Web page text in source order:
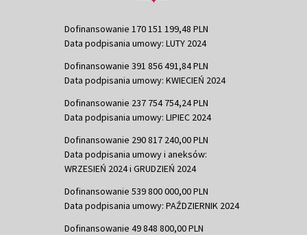
Dofinansowanie 170 151 199,48 PLN
Data podpisania umowy: LUTY 2024
Dofinansowanie 391 856 491,84 PLN
Data podpisania umowy: KWIECIEŃ 2024
Dofinansowanie 237 754 754,24 PLN
Data podpisania umowy: LIPIEC 2024
Dofinansowanie 290 817 240,00 PLN
Data podpisania umowy i aneksów:
WRZESIEŃ 2024 i GRUDZIEŃ 2024
Dofinansowanie 539 800 000,00 PLN
Data podpisania umowy: PAŹDZIERNIK 2024
Dofinansowanie 49 848 800,00 PLN